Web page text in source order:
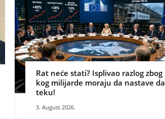
Rat neće stati? Isplivao razlog zbog
kog milijarde moraju da nastave da
teku!
3. August 2026.